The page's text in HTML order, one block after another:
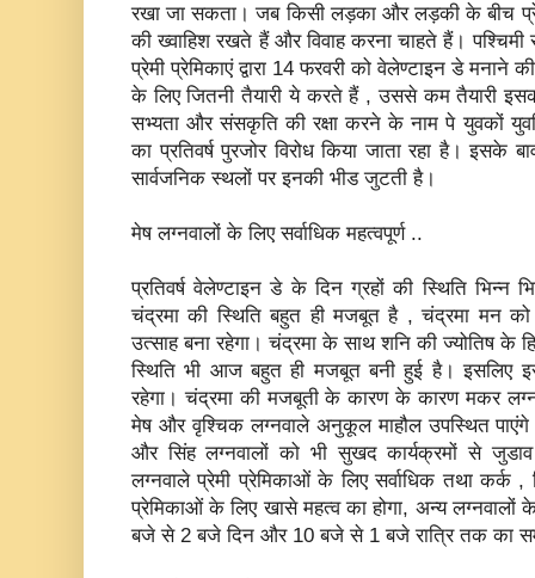
रखा जा सकता। जब किसी लड़का और लड़की के बीच
की ख्वाहिश रखते हैं और विवाह करना चाहते हैं। पश्चिमी
प्रेमी प्रेमिकाएं द्वारा 14 फरवरी को वेलेण्‍टाइन डे मनाने
के लिए जितनी तैयारी ये करते हैं , उससे कम तैयारी
सभ्‍यता और संसकृति की रक्षा करने के नाम पे युवकों
का प्रतिवर्ष पुरजोर विरोध किया जाता रहा है। इसके
सार्वजनिक स्‍थलों पर इनकी भीड जुटती है।
मेष लग्‍नवालों के लिए सर्वाधिक महत्‍वपूर्ण ..
प्रतिवर्ष वेलेण्‍टाइन डे के दिन ग्रहों की स्थिति भिन्‍न
चंद्रमा की स्थिति बहुत ही मजबूत है , चंद्रमा मन को
उत्‍साह बना रहेगा। चंद्रमा के साथ शनि की ज्‍योतिष के
स्थिति भी आज बहुत ही मजबूत बनी हुई है। इसलिए
रहेगा। चंद्रमा की मजबूती के कारण के कारण मकर
मेष और वृश्चिक लग्‍नवाले अनुकूल माहौल उपस्थित
और सिंह लग्‍नवालों को भी सुखद कार्यक्रमों से
लग्‍नवाले प्रे‍मी प्रेमिकाओं के लिए सर्वाधिक तथा
प्रेमिकाओं के लिए खासे महत्‍व का होगा, अन्‍य
बजे से 2 बजे दिन और 10 बजे से 1 बजे रात्रि तक का